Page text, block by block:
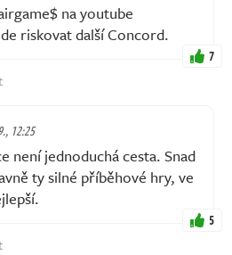
na youtube
riskovat další Concord.
7
12:25
není jednoduchá cesta. Snad
ty silné příběhové hry, ve
5